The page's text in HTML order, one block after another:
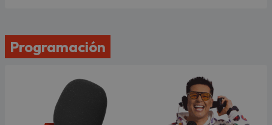
Programación